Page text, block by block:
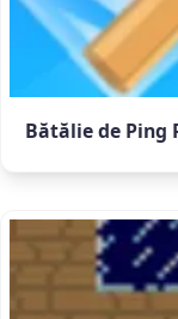
Bătălie de Ping